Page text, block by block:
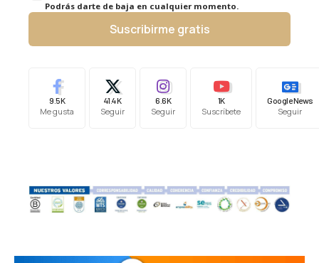
Podrás darte de baja en cualquier momento.
Suscribirme gratis
9.5K
Me gusta
41.4K
Seguir
6.6K
Seguir
1K
Suscríbete
Google News
Seguir